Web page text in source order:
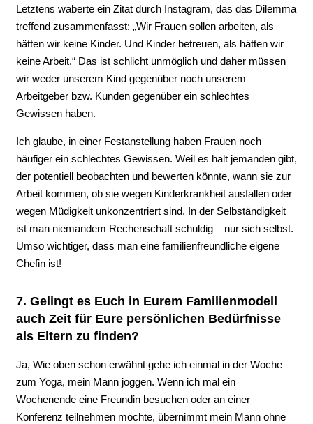
Letztens waberte ein Zitat durch Instagram, das das Dilemma
treffend zusammenfasst: „Wir Frauen sollen arbeiten, als
hätten wir keine Kinder. Und Kinder betreuen, als hätten wir
keine Arbeit.“ Das ist schlicht unmöglich und daher müssen
wir weder unserem Kind gegenüber noch unserem
Arbeitgeber bzw. Kunden gegenüber ein schlechtes
Gewissen haben.
Ich glaube, in einer Festanstellung haben Frauen noch
häufiger ein schlechtes Gewissen. Weil es halt jemanden gibt,
der potentiell beobachten und bewerten könnte, wann sie zur
Arbeit kommen, ob sie wegen Kinderkrankheit ausfallen oder
wegen Müdigkeit unkonzentriert sind. In der Selbständigkeit
ist man niemandem Rechenschaft schuldig – nur sich selbst.
Umso wichtiger, dass man eine familienfreundliche eigene
Chefin ist!
7. Gelingt es Euch in Eurem Familienmodell
auch Zeit für Eure persönlichen Bedürfnisse
als Eltern zu finden?
Ja, Wie oben schon erwähnt gehe ich einmal in der Woche
zum Yoga, mein Mann joggen. Wenn ich mal ein
Wochenende eine Freundin besuchen oder an einer
Konferenz teilnehmen möchte, übernimmt mein Mann ohne